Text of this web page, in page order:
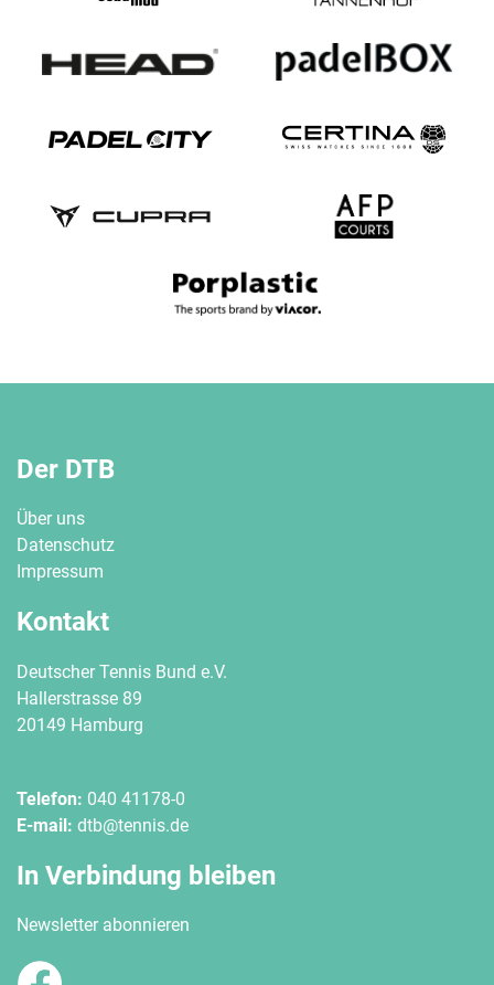
Der DTB
Über uns
Datenschutz
Impressum
Kontakt
Deutscher Tennis Bund e.V.
Hallerstrasse 89
20149 Hamburg
Telefon: 040 41178-0
E-mail: dtb@tennis.de
In Verbindung bleiben
Newsletter abonnieren